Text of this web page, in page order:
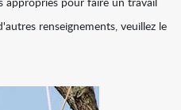
appropriés pour faire un travail
renseignements, veuillez le